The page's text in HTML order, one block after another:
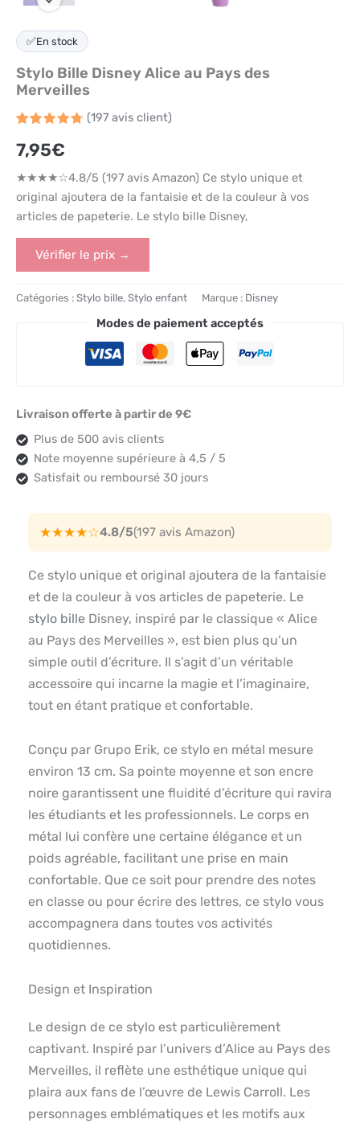
✅En stock
Stylo Bille Disney Alice au Pays des
Merveilles
sur 5
basé
notations
client
(197avis client)
7,95€
★★★★☆4.8/5 (197 avis Amazon) Ce stylo unique et
original ajoutera de la fantaisie et de la couleur à vos
articles de papeterie. Le stylo bille Disney,
Vérifier le prix →
Catégories : Stylo bille, Stylo enfant Marque : Disney
Modes de paiement acceptés
Livraison offerte à partir de 9€
Plus de 500 avis clients
Note moyenne supérieure à 4,5 / 5
Satisfait ou remboursé 30 jours
★★★★☆4.8/5(197 avis Amazon)
Ce stylo unique et original ajoutera de la fantaisie
et de la couleur à vos articles de papeterie. Le
stylo bille Disney, inspiré par le classique « Alice
au Pays des Merveilles », est bien plus qu’un
simple outil d’écriture. Il s’agit d’un véritable
accessoire qui incarne la magie et l’imaginaire,
tout en étant pratique et confortable.
Conçu par Grupo Erik, ce stylo en métal mesure
environ 13 cm. Sa pointe moyenne et son encre
noire garantissent une fluidité d’écriture qui ravira
les étudiants et les professionnels. Le corps en
métal lui confère une certaine élégance et un
poids agréable, facilitant une prise en main
confortable. Que ce soit pour prendre des notes
en classe ou pour écrire des lettres, ce stylo vous
accompagnera dans toutes vos activités
quotidiennes.
Design et Inspiration
Le design de ce stylo est particulièrement
captivant. Inspiré par l’univers d’Alice au Pays des
Merveilles, il reflète une esthétique unique qui
plaira aux fans de l’œuvre de Lewis Carroll. Les
personnages emblématiques et les motifs aux